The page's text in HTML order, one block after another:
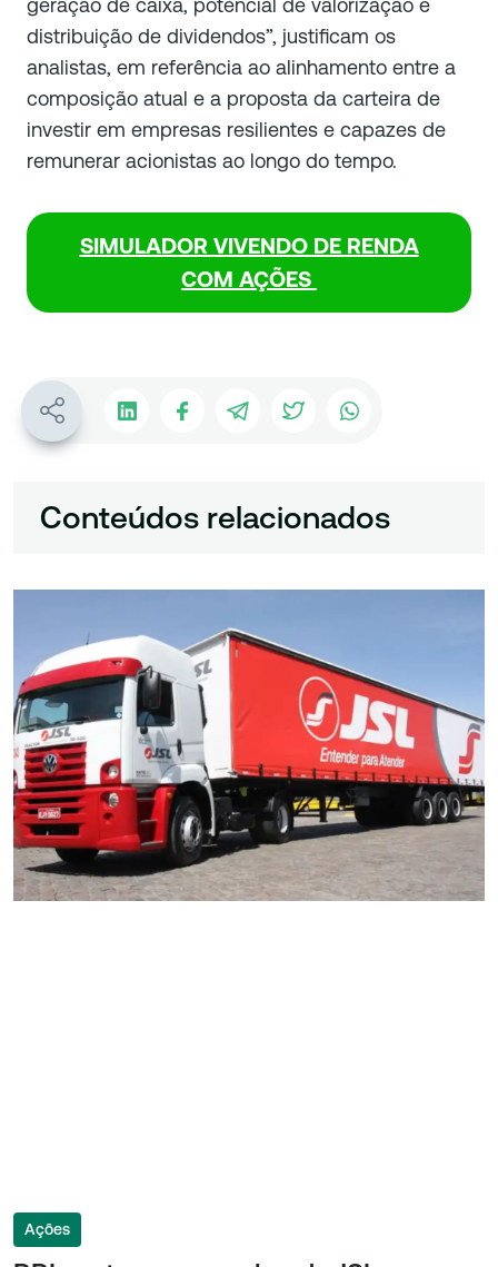
geração de caixa, potencial de valorização e
distribuição de dividendos”, justificam os
analistas, em referência ao alinhamento entre a
composição atual e a proposta da carteira de
investir em empresas resilientes e capazes de
remunerar acionistas ao longo do tempo.
SIMULADOR VIVENDO DE RENDA
COM AÇÕES
Conteúdos relacionados
Ações